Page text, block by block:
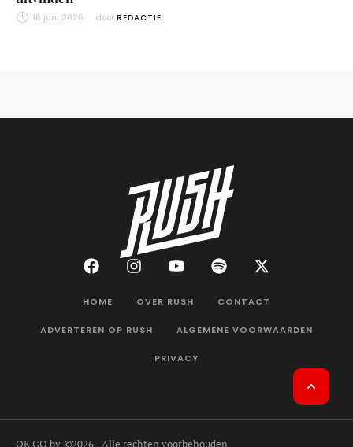
18 juni 2026 door REDACTIE
HOME OVER RUSH CONTACT
ADVERTEREN OP RUSH ALGEMENE VOORWAARDEN
PRIVACY
OK GO bv ©2026 - Alle rechten voorbehouden